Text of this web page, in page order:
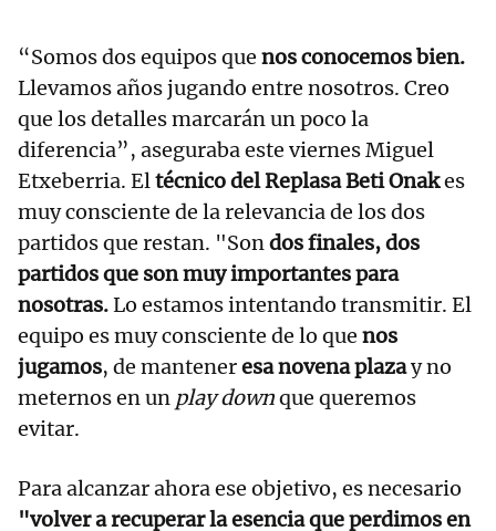
“Somos dos equipos que nos conocemos bien.
Llevamos años jugando entre nosotros. Creo
que los detalles marcarán un poco la
diferencia”, aseguraba este viernes Miguel
Etxeberria. Eltécnico del Replasa Beti Onakes
muy consciente de la relevancia de los dos
partidos que restan. "Sondos finales, dos
partidos que son muy importantes para
nosotras.Lo estamos intentando transmitir. El
equipo es muy consciente de lo que nos
jugamos, de manteneresa novena plazay no
meternos en un play downque queremos
evitar.
Para alcanzar ahora ese objetivo, es necesario
"volver a recuperar la esencia que perdimos en